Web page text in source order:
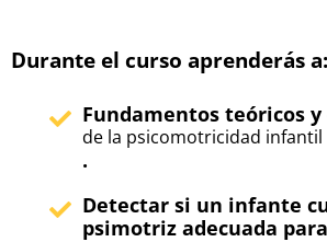
Durante el curso aprenderás a:
Fundamentos teóricos
de la psicomotricidad infantil
.
Detectar si un infante
psimotriz adecuada